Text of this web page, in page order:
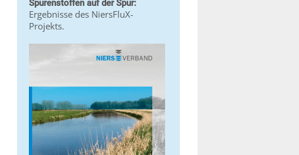
Spurenstoffen auf der Spur:
Ergebnisse des NiersFluX-
Projekts.